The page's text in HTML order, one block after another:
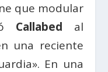
que modular
Callabed al
una reciente
En una